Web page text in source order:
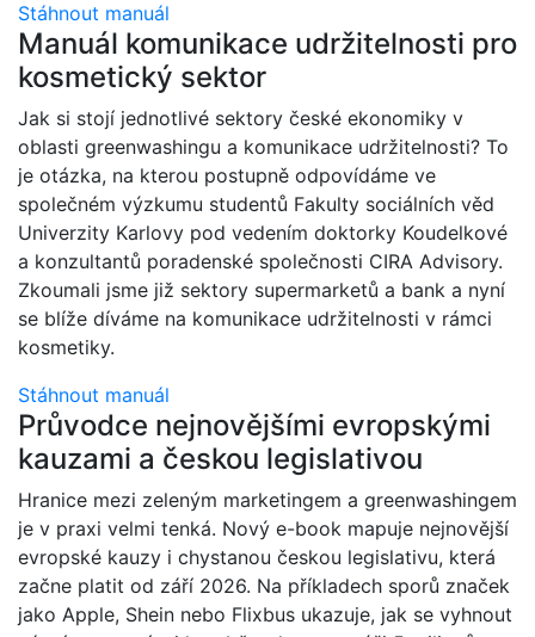
Stáhnout manuál
Manuál komunikace udržitelnosti pro
kosmetický sektor
Jak si stojí jednotlivé sektory české ekonomiky v
oblasti greenwashingu a komunikace udržitelnosti? To
je otázka, na kterou postupně odpovídáme ve
společném výzkumu studentů Fakulty sociálních věd
Univerzity Karlovy pod vedením doktorky Koudelkové
a konzultantů poradenské společnosti CIRA Advisory.
Zkoumali jsme již sektory supermarketů a bank a nyní
se blíže díváme na komunikace udržitelnosti v rámci
kosmetiky.
Stáhnout manuál
Průvodce nejnovějšími evropskými
kauzami a českou legislativou
Hranice mezi zeleným marketingem a greenwashingem
je v praxi velmi tenká. Nový e-book mapuje nejnovější
evropské kauzy i chystanou českou legislativu, která
začne platit od září 2026. Na příkladech sporů značek
jako Apple, Shein nebo Flixbus ukazuje, jak se vyhnout